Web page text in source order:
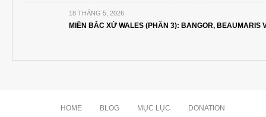
18 THÁNG 5, 2026
MIỀN BẮC XỨ WALES (PHẦN 3): BANGOR, BEAUMARIS
HOME BLOG MỤC LỤC DONATION